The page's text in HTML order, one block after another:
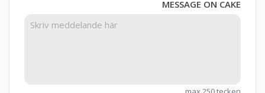
MESSAGE ON CAKE